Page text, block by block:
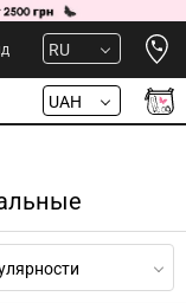
RU
UAH